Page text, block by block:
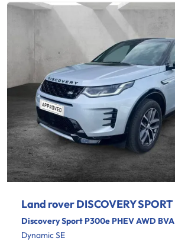
Land rover DISCOVERY SPORT
Discovery Sport P300e PHEV AWD BVA
Dynamic SE